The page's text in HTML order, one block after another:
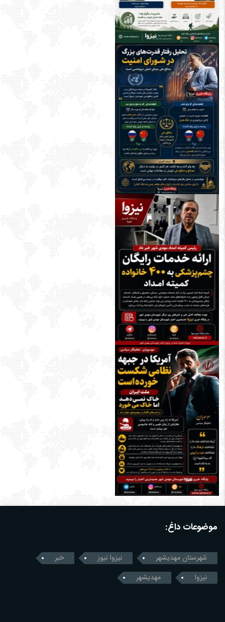
موضوعات داغ:
شهرستان مهدیشهر نیزوا نیوز
خبر
نیزوا
مهدیشهر